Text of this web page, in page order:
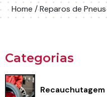
Home / Reparos de Pneus
Categorias
Recauchutagem